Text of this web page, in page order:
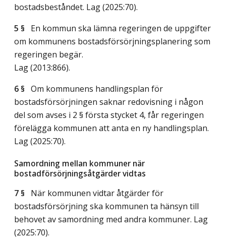
bostadsbeståndet. Lag (2025:70).
5 § En kommun ska lämna regeringen de uppgifter
om kommunens bostadsförsörjningsplanering som
regeringen begär.
Lag (2013:866).
6 § Om kommunens handlingsplan för
bostadsförsörjningen saknar redovisning i någon
del som avses i 2 § första stycket 4, får regeringen
förelägga kommunen att anta en ny handlingsplan.
Lag (2025:70).
Samordning mellan kommuner när
bostadförsörjningsåtgärder vidtas
7 § När kommunen vidtar åtgärder för
bostadsförsörjning ska kommunen ta hänsyn till
behovet av samordning med andra kommuner. Lag
(2025:70).